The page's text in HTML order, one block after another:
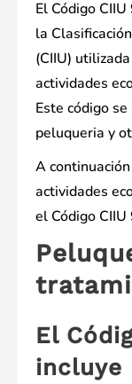
El Código
la
(CIIU)
actividades
Este código
peluqueria y
A
actividades
el Código
El
incluye